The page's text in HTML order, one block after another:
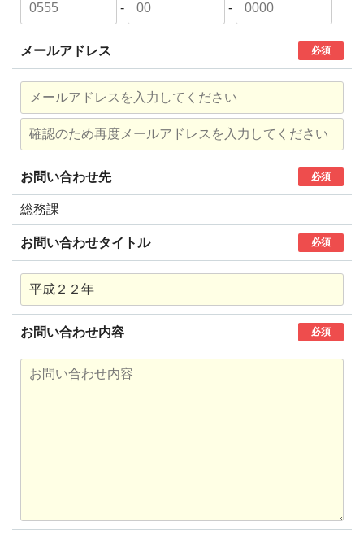
- -
メールアドレス 必須
お問い合わせ先 必須
総務課
お問い合わせタイトル 必須
お問い合わせ内容 必須